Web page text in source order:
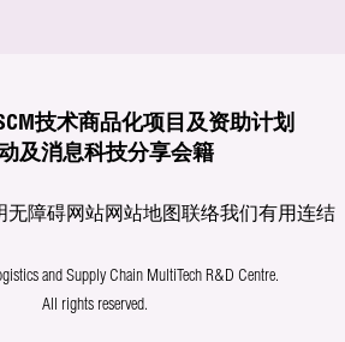
技术商品化项目及资助计划
及消息科技分享会籍
无障碍网站网站地图联络我们有用连结
and Supply Chain MultiTech R&D Centre.
All rights reserved.